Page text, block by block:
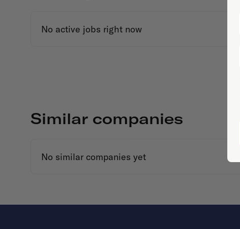
No active jobs right now
Similar companies
No similar companies yet